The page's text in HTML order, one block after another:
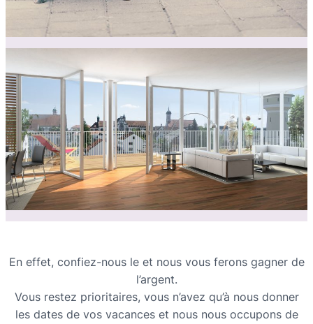
En effet, confiez-nous le et nous vous ferons gagner de
l’argent.
Vous restez prioritaires, vous n’avez qu’à nous donner
les dates de vos vacances et nous nous occupons de